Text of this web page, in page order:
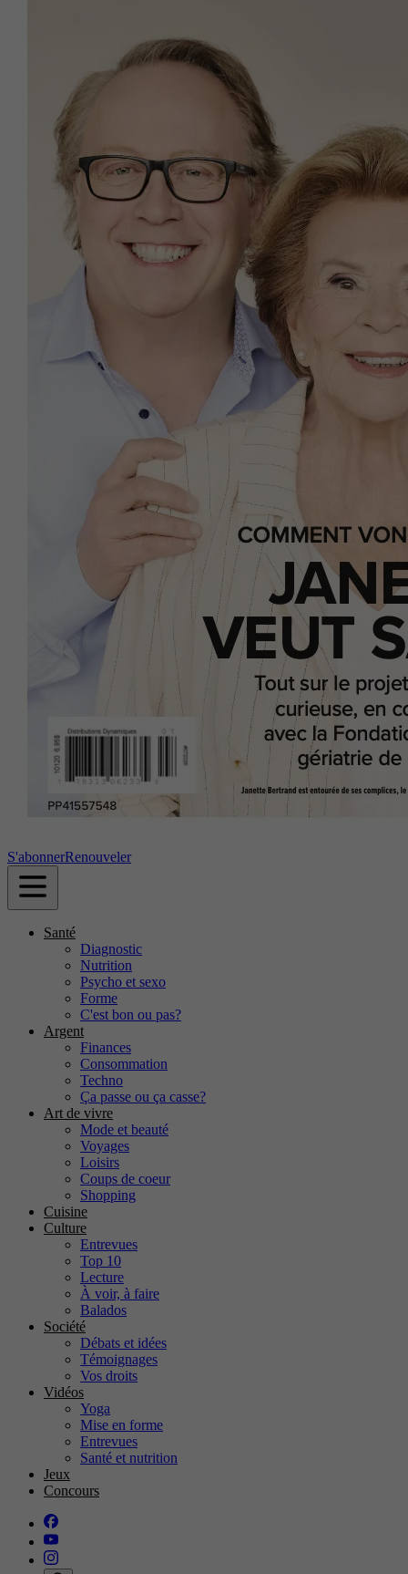
S'abonnerRenouveler
Santé
Diagnostic
Nutrition
Psycho et sexo
Forme
C'est bon ou pas?
Argent
Finances
Consommation
Techno
Ça passe ou ça casse?
Art de vivre
Mode et beauté
Voyages
Loisirs
Coups de coeur
Shopping
Cuisine
Culture
Entrevues
Top 10
Lecture
À voir, à faire
Balados
Société
Débats et idées
Témoignages
Vos droits
Vidéos
Yoga
Mise en forme
Entrevues
Santé et nutrition
Jeux
Concours